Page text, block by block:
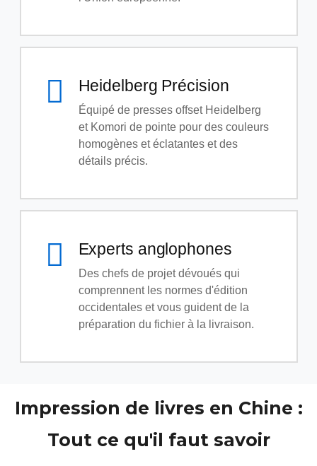
Heidelberg Précision
Équipé de presses offset Heidelberg
et Komori de pointe pour des couleurs
homogènes et éclatantes et des
détails précis.
Experts anglophones
Des chefs de projet dévoués qui
comprennent les normes d'édition
occidentales et vous guident de la
préparation du fichier à la livraison.
Impression de livres en Chine :
Tout ce qu'il faut savoir